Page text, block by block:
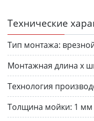
Технические
Тип монтажа:
Монтажная длина х
Технология
Толщина мойки: 1 мм